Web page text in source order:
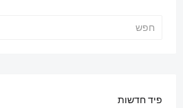
פיד חדשות